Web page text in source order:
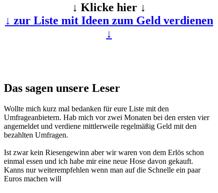
↓ Klicke hier ↓
↓ zur Liste mit Ideen zum Geld verdienen
↓
Das sagen unsere Leser
Wollte mich kurz mal bedanken für eure Liste mit den
Umfrageanbietern. Hab mich vor zwei Monaten bei den ersten vier
angemeldet und verdiene mittlerweile regelmäßig Geld mit den
bezahlten Umfragen.
Ist zwar kein Riesengewinn aber wir waren von dem Erlös schon
einmal essen und ich habe mir eine neue Hose davon gekauft.
Kanns nur weiterempfehlen wenn man auf die Schnelle ein paar
Euros machen will